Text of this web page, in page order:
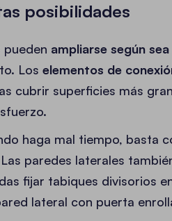
posibilidades
ampliarse según
Los elementos de
cubrir superficies más
haga mal tiempo, basta
paredes laterales
fijar tabiques divisorios
lateral con puerta